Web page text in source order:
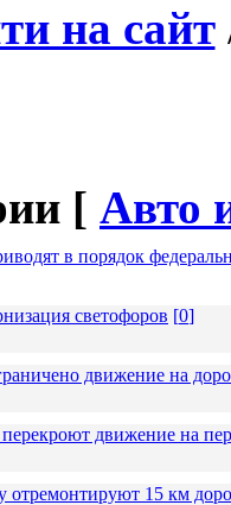
на сайт
[ Авто
в порядок
светофоров [0]
движение на
движение на
отремонтируют 15 км